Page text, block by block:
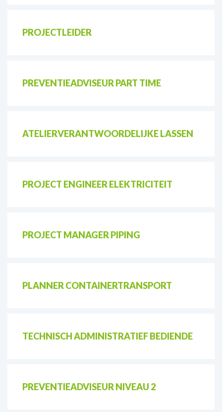
PROJECTLEIDER
PREVENTIEADVISEUR PART TIME
ATELIERVERANTWOORDELIJKE LASSEN
PROJECT ENGINEER ELEKTRICITEIT
PROJECT MANAGER PIPING
PLANNER CONTAINERTRANSPORT
TECHNISCH ADMINISTRATIEF BEDIENDE
PREVENTIEADVISEUR NIVEAU 2